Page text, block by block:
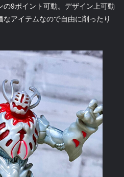
の9ポイント可動。デザイン上可動
アイテムなので自由に削ったり